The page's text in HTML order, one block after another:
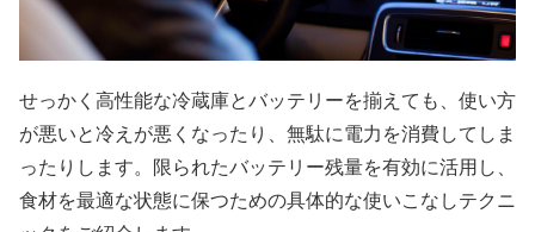
せっかく高性能な冷蔵庫とバッテリーを揃えても、使い方
が悪いと冷えが悪くなったり、無駄に電力を消費してしま
ったりします。限られたバッテリー残量を有効に活用し、
食材を最適な状態に保つための具体的な使いこなしテクニ